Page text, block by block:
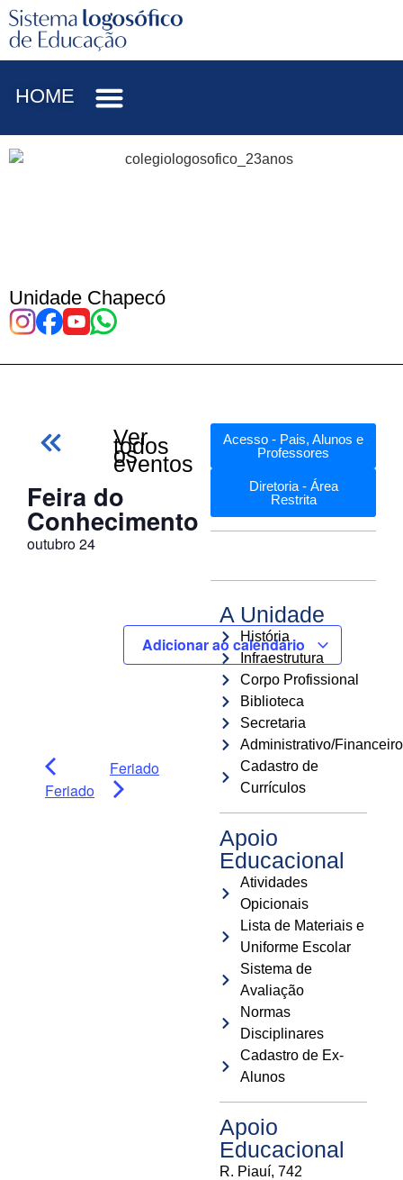
HOME
Unidade Chapecó
Ver
todos
os
eventos
Feira do
Conhecimento
outubro 24
Adicionar ao calendário
Feriado
Feriado
Acesso - Pais, Alunos e
Professores
Diretoria - Área
Restrita
A Unidade
História
Infraestrutura
Corpo Profissional
Biblioteca
Secretaria
Administrativo/Financeiro
Cadastro de
Currículos
Apoio
Educacional
Atividades
Opicionais
Lista de Materiais e
Uniforme Escolar
Sistema de
Avaliação
Normas
Disciplinares
Cadastro de Ex-
Alunos
Apoio
Educacional
R. Piauí, 742